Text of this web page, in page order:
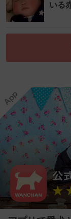
いる